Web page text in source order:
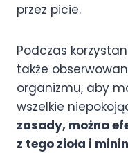
przez picie.
Podczas
także
organizmu, aby
wszelkie
zasady, można
z tego zioła i